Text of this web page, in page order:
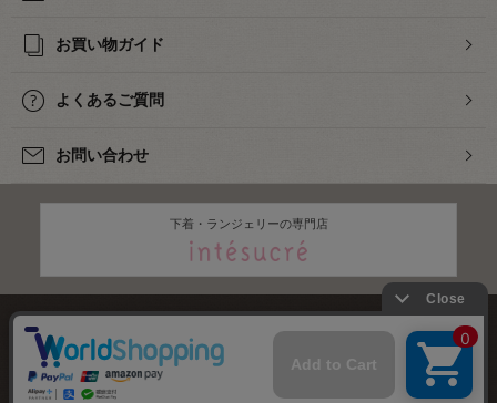
お買い物ガイド
よくあるご質問
お問い合わせ
下着・ランジェリーの専門店
株式会社オカダヤ 会社概要
特定商取引法に基づく表記 サイトマップ